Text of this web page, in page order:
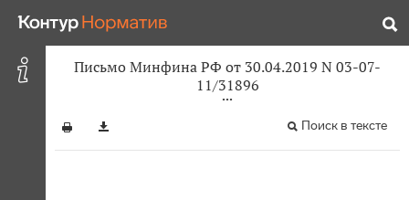
Письмо Минфина РФ от 30.04.2019 N 03-07-
11/31896
Поиск в тексте